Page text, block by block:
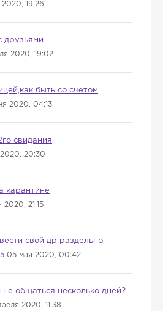
19:26
друзьями
2020, 19:02
быть со счетом
2020, 04:13
свидания
20:30
карантине
2020, 21:15
свой др раздельно
05 мая 2020, 00:42
не общаться несколько дней?
2020, 11:38